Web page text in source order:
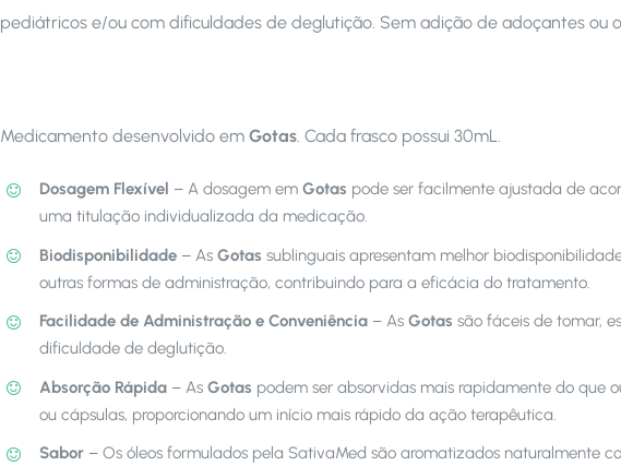
pediátricos e/ou com dificuldades de deglutição. Sem adição de adoçantes ou
Medicamento desenvolvido em Gotas. Cada frasco possui 30mL.
Dosagem Flexível – A dosagem em Gotas pode ser facilmente ajustada de
uma titulação individualizada da medicação.
Biodisponibilidade– As Gotas sublinguais apresentam melhor
outras formas de administração, contribuindo para a eficácia do tratamento.
Facilidade de Administração e Conveniência– As Gotas são fáceis de tomar,
dificuldade de deglutição.
Absorção Rápida– As Gotas podem ser absorvidas mais rapidamente do que
ou cápsulas, proporcionando um início mais rápido da ação terapêutica.
Sabor – Os óleos formulados pela SativaMed são aromatizados naturalmente